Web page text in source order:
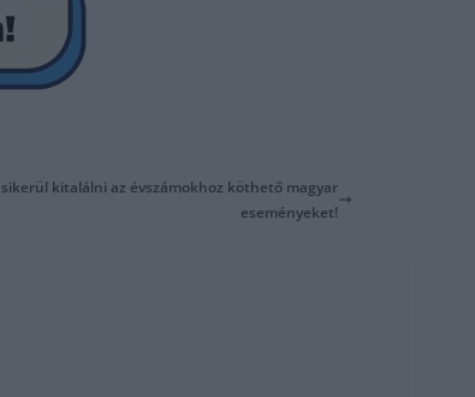
kitalálni az évszámokhoz köthető magyar
eseményeket!